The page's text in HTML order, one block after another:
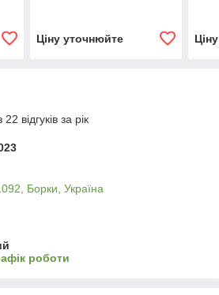
Ціну уточнюйте
відгуків за рік
Борки, Україна
роботи